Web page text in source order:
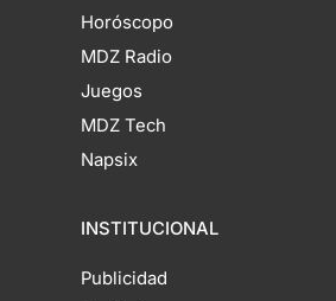
Horóscopo
MDZ Radio
Juegos
MDZ Tech
Napsix
INSTITUCIONAL
Publicidad